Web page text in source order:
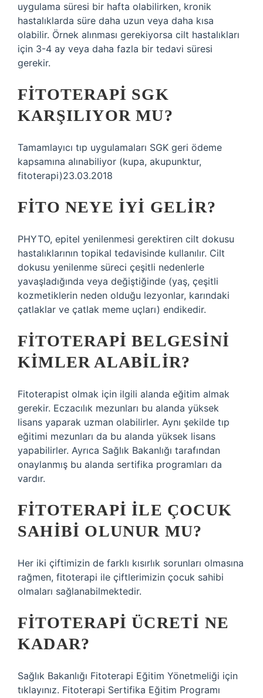
uygulama süresi bir hafta olabilirken, kronik
hastalıklarda süre daha uzun veya daha kısa
olabilir. Örnek alınması gerekiyorsa cilt hastalıkları
için 3-4 ay veya daha fazla bir tedavi süresi
gerekir.
FITOTERAPI SGK
KARŞILIYOR MU?
Tamamlayıcı tıp uygulamaları SGK geri ödeme
kapsamına alınabiliyor (kupa, akupunktur,
fitoterapi)23.03.2018
FITO NEYE IYI GELIR?
PHYTO, epitel yenilenmesi gerektiren cilt dokusu
hastalıklarının topikal tedavisinde kullanılır. Cilt
dokusu yenilenme süreci çeşitli nedenlerle
yavaşladığında veya değiştiğinde (yaş, çeşitli
kozmetiklerin neden olduğu lezyonlar, karındaki
çatlaklar ve çatlak meme uçları) endikedir.
FITOTERAPI BELGESINI
KIMLER ALABILIR?
Fitoterapist olmak için ilgili alanda eğitim almak
gerekir. Eczacılık mezunları bu alanda yüksek
lisans yaparak uzman olabilirler. Aynı şekilde tıp
eğitimi mezunları da bu alanda yüksek lisans
yapabilirler. Ayrıca Sağlık Bakanlığı tarafından
onaylanmış bu alanda sertifika programları da
vardır.
FITOTERAPI ILE ÇOCUK
SAHIBI OLUNUR MU?
Her iki çiftimizin de farklı kısırlık sorunları olmasına
rağmen, fitoterapi ile çiftlerimizin çocuk sahibi
olmaları sağlanabilmektedir.
FITOTERAPI ÜCRETI NE
KADAR?
Sağlık Bakanlığı Fitoterapi Eğitim Yönetmeliği için
tıklayınız. Fitoterapi Sertifika Eğitim Programı